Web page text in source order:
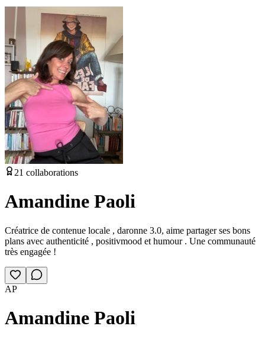
21 collaborations
Amandine Paoli
Créatrice de contenue locale , daronne 3.0, aime partager ses bons
plans avec authenticité , positivmood et humour . Une communauté
très engagée !
AP
Amandine Paoli